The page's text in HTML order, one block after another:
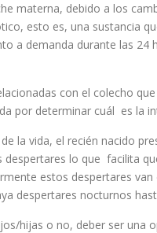
materna, debido a los
esto es, una sustancia
a demanda durante las
con el colecho
por determinar cuál es la
la vida, el recién nacido
lo que facilita
estos despertares
despertares nocturnos
hijas o no, deber ser una